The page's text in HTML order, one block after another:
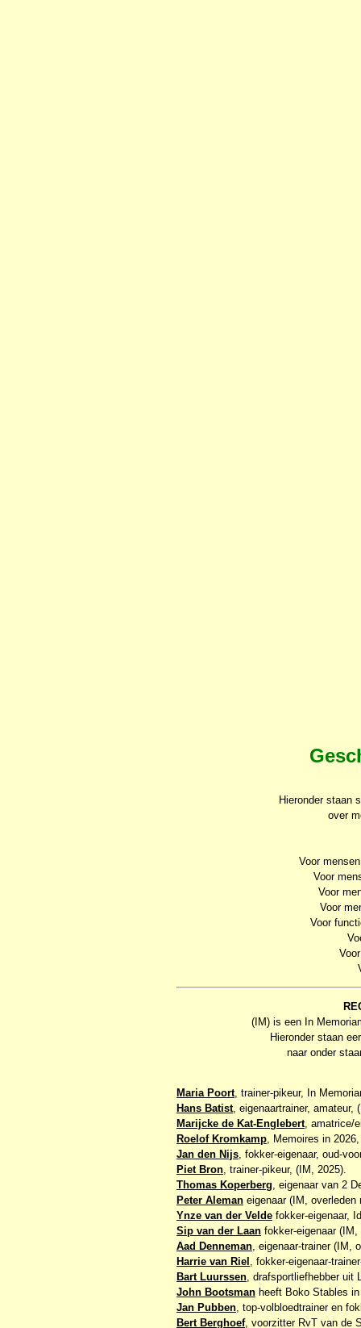
Hieronder staan
over
Voor
Voor
Voor
Voor
Voor
(IM) is een In
Hieronder staan
naar onder
Maria Poort, trainer-pikeur, In
Hans Batist, eigenaartrainer, amateur,
Marijcke de Kat-Englebert, amatrice/
Roelof Kromkamp, Memoires in
Jan den Nijs, fokker-eigenaar, oud-
Piet Bron, trainer-pikeur, (IM, 2025).
Thomas Koperberg, eigenaar van 2
Peter Aleman eigenaar (IM, overleden
Ynze van der Velde fokker-eigenaar,
Sip van der Laan fokker-eigenaar (IM,
Aad Denneman, eigenaar-trainer (IM,
Harrie van Riel , fokker-eigenaar-
Bart Luurssen, drafsportliefhebber uit
John Bootsman heeft Boko Stables
Jan Pubben, top-volbloedtrainer en
Bert Berghoef, voorzitter RvT van de